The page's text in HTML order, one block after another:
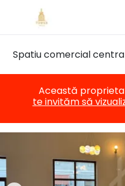
Spatiu comercial
Această
te invităm să